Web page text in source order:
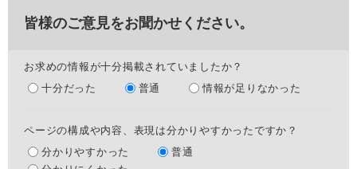
皆様のご意見をお聞かせください。
お求めの情報が十分掲載されていましたか？
十分だった
普通 情報が足りなかった
ページの構成や内容、表現は分かりやすかったですか？
分かりやすかった
普通